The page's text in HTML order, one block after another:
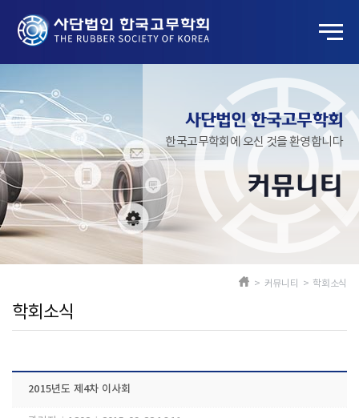
사단법인 한국고무학회
한국고무학회에 오신 것을 환영합니다
커뮤니티
학회소식
> 커뮤니티 > 학회소식
2015년도 제4차 이사회